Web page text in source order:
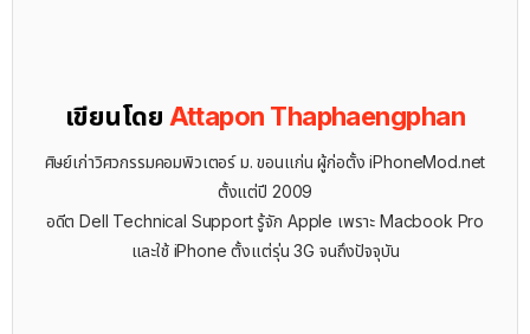
เขียนโดย Attapon Thaphaengphan
ศิษย์เก่าวิศวกรรมคอมพิวเตอร์ ม. ขอนแก่น ผู้ก่อตั้ง iPhoneMod.net
ตั้งแต่ปี 2009
อดีต Dell Technical Support รู้จัก ​Apple เพราะ Macbook Pro
และใช้ iPhone ตั้งแต่รุ่น 3G จนถึงปัจจุบัน